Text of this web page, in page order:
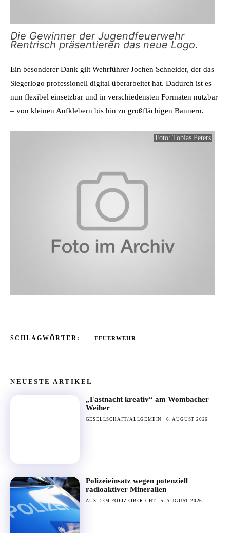
Die Gewinner der Jugendfeuerwehr
Rentrisch präsentieren das neue Logo.
Ein besonderer Dank gilt Wehrführer Jochen Schneider, der das
Siegerlogo professionell digital überarbeitet hat. Dadurch ist es
nun flexibel einsetzbar und in verschiedensten Formaten nutzbar
– von kleinen Aufklebern bis hin zu großflächigen Bannern.
Foto: Tobias Peters
SCHLAGWÖRTER: FEUERWEHR
NEUESTE ARTIKEL
„Fastnacht kreativ“ am Wombacher
Weiher
GESELLSCHAFT/ALLGEMEIN 6. AUGUST 2026
Polizeieinsatz wegen potenziell
radioaktiver Mineralien
AUS DEM POLIZEIBERICHT 5. AUGUST 2026